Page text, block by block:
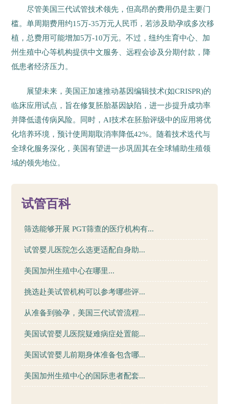
尽管美国三代试管技术领先，但高昂的费用仍是主要门
槛。单周期费用约15万-35万元人民币，若涉及助孕或多次移
植，总费用可能增加5万-10万元。不过，纽约生育中心、加
州生殖中心等机构提供中文服务、远程会诊及分期付款，降
低患者经济压力。
展望未来，美国正加速推动基因编辑技术(如CRISPR)的
临床应用试点，旨在修复胚胎基因缺陷，进一步提升成功率
并降低遗传病风险。同时，AI技术在胚胎评级中的应用将优
化培养环境，预计使周期取消率降低42%。随着技术迭代与
全球化服务深化，美国有望进一步巩固其在全球辅助生殖领
域的领先地位。
试管百科
筛选能够开展 PGT筛查的医疗机构有...
试管婴儿医院怎么选更适配自身助...
美国加州生殖中心在哪里...
挑选赴美试管机构可以参考哪些评...
从准备到验孕，美国三代试管流程...
美国试管婴儿医院疑难病症处置能...
美国试管婴儿前期身体准备包含哪...
美国加州生殖中心的国际患者配套...